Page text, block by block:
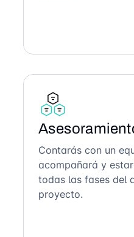
Contarás con un
acompañará y
todas las fases del
proyecto.